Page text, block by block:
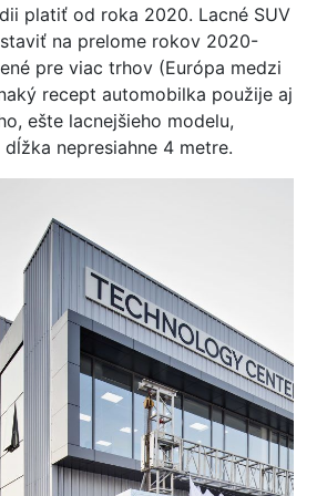
platiť od roka 2020. Lacné SUV
na prelome rokov 2020-
pre viac trhov (Európa medzi
recept automobilka použije aj
ešte lacnejšieho modelu,
nepresiahne 4 metre.